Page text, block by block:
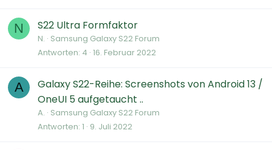
N S22 Ultra Formfaktor
N. Samsung Galaxy S22 Forum
Antworten 4 16. Februar 2022
A
Galaxy S22-Reihe: Screenshots von Android 13 /
OneUI 5 aufgetaucht ..
A. Samsung Galaxy S22 Forum
Antworten 1 9. Juli 2022